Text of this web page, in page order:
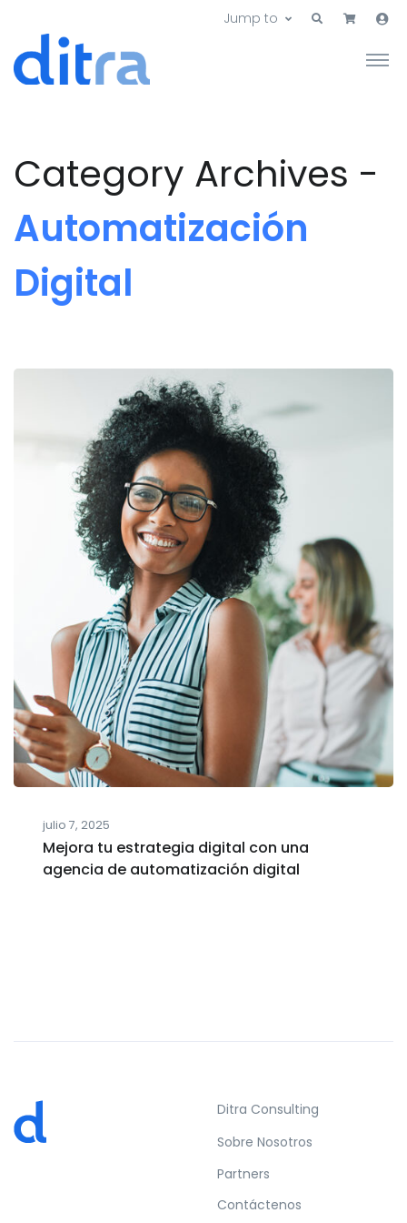
Jump to
Category Archives -
Automatización
Digital
julio 7, 2025
Mejora tu estrategia digital con una
agencia de automatización digital
Ditra Consulting
Sobre Nosotros
Partners
Contáctenos